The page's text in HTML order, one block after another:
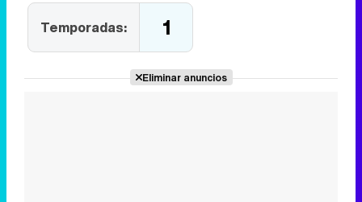
Temporadas: 1
Eliminar anuncios